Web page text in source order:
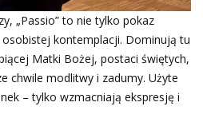
„Passio” to nie tylko pokaz
kontemplacji. Dominują tu
Matki Bożej, postaci świętych,
chwile modlitwy i zadumy. Użyte
– tylko wzmacniają ekspresję i